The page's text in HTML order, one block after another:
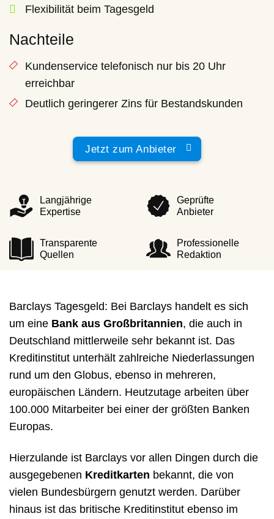
Flexibilität beim Tagesgeld
Nachteile
Kundenservice telefonisch nur bis 20 Uhr
erreichbar
Deutlich geringerer Zins für Bestandskunden
Jetzt zum Anbieter
Langjährige
Expertise
Geprüfte
Anbieter
Transparente
Quellen
Professionelle
Redaktion
Barclays Tagesgeld: Bei Barclays handelt es sich
um eine Bank aus Großbritannien, die auch in
Deutschland mittlerweile sehr bekannt ist. Das
Kreditinstitut unterhält zahlreiche Niederlassungen
rund um den Globus, ebenso in mehreren,
europäischen Ländern. Heutzutage arbeiten über
100.000 Mitarbeiter bei einer der größten Banken
Europas.
Hierzulande ist Barclays vor allen Dingen durch die
ausgegebenen Kreditkarten bekannt, die von
vielen Bundesbürgern genutzt werden. Darüber
hinaus ist das britische Kreditinstitut ebenso im